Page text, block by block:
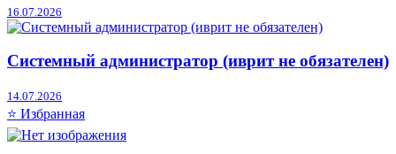
16.07.2026
Системный администратор (иврит не обязателен)
14.07.2026
⭐ Избранная